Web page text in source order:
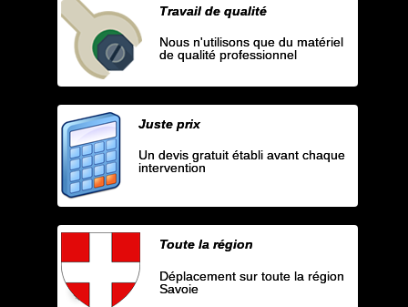
Travail de qualité
Nous n'utilisons que du matériel
de qualité professionnel
Juste prix
Un devis gratuit établi avant chaque
intervention
Toute la région
Déplacement sur toute la région
Savoie